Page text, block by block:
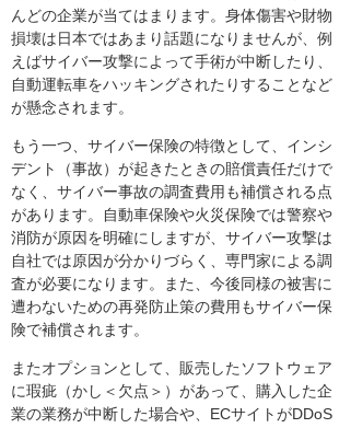
んどの企業が当てはまります。身体傷害や財物
損壊は日本ではあまり話題になりませんが、例
えばサイバー攻撃によって手術が中断したり、
自動運転車をハッキングされたりすることなど
が懸念されます。
もう一つ、サイバー保険の特徴として、インシ
デント（事故）が起きたときの賠償責任だけで
なく、サイバー事故の調査費用も補償される点
があります。自動車保険や火災保険では警察や
消防が原因を明確にしますが、サイバー攻撃は
自社では原因が分かりづらく、専門家による調
査が必要になります。また、今後同様の被害に
遭わないための再発防止策の費用もサイバー保
険で補償されます。
またオプションとして、販売したソフトウェア
に瑕疵（かし＜欠点＞）があって、購入した企
業の業務が中断した場合や、ECサイトがDDoS